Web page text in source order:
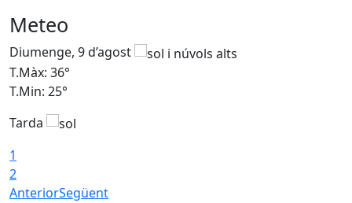
Meteo
Diumenge, 9 d’agost
T.Màx: 36°
T.Min: 25°
Tarda
1
2
AnteriorSegüent